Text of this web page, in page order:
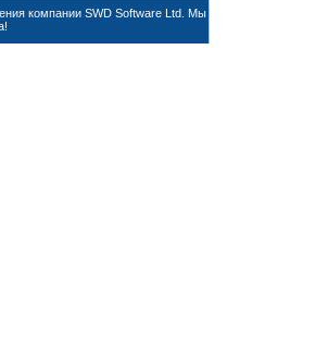
компании SWD Software Ltd. Мы